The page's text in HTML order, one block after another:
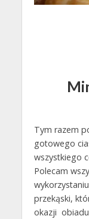
Tym razem
gotowego
wszystkiego
Polecam
przekąski,
okazji